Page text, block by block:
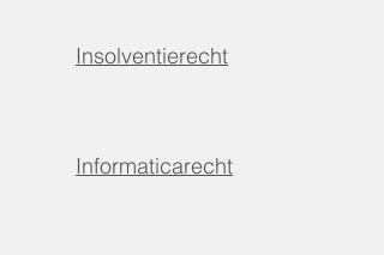
Insolventierecht
Informaticarecht